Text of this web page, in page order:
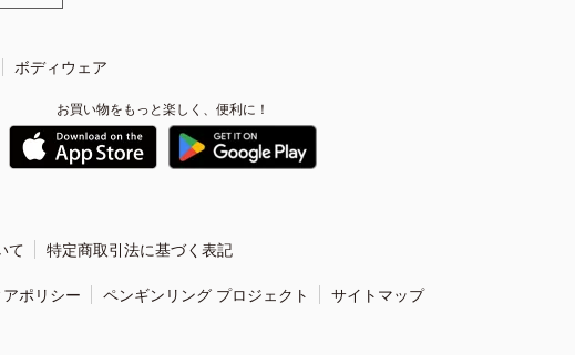
ボディウェア
お買い物をもっと楽しく、便利に！
て 特定商取引法に基づく表記
ポリシー ペンギンリング プロジェクト サイトマップ